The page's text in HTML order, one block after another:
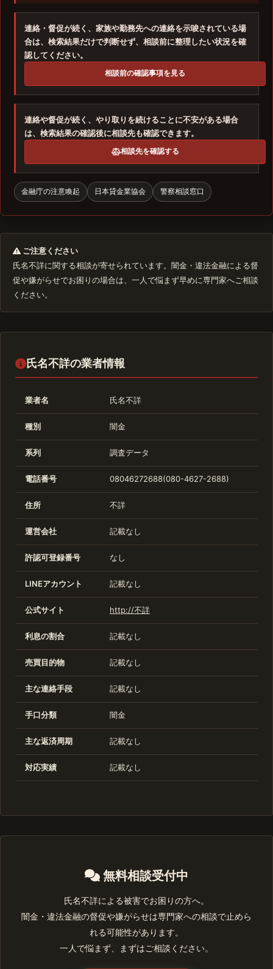
連絡・督促が続く、家族や勤務先への連絡を示唆されている場
合は、検索結果だけで判断せず、相談前に整理したい状況を確
認してください。
相談前の確認事項を見る
連絡や督促が続く、やり取りを続けることに不安がある場合
は、検索結果の確認後に相談先も確認できます。
相談先を確認する
金融庁の注意喚起 日本貸金業協会 警察相談窓口
ご注意ください
氏名不詳に関する相談が寄せられています。闇金・違法金融による督
促や嫌がらせでお困りの場合は、一人で悩まず早めに専門家へご相談
ください。
氏名不詳の業者情報
業者名 氏名不詳
種別 闇金
系列 調査データ
電話番号 08046272688(080-4627-2688)
住所 不詳
運営会社 記載なし
許認可登録番号 なし
LINEアカウント 記載なし
公式サイト http://不詳
利息の割合 記載なし
売買目的物 記載なし
主な連絡手段 記載なし
手口分類 闇金
主な返済周期 記載なし
対応実績 記載なし
無料相談受付中
氏名不詳による被害でお困りの方へ。
闇金・違法金融の督促や嫌がらせは専門家への相談で止めら
れる可能性があります。
一人で悩まず、まずはご相談ください。